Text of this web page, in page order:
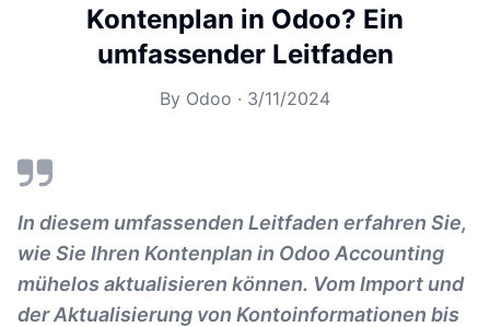
Kontenplan in Odoo? Ein
umfassender Leitfaden
By Odoo · 3/11/2024
In diesem umfassenden Leitfaden erfahren Sie,
wie Sie Ihren Kontenplan in Odoo Accounting
mühelos aktualisieren können. Vom Import und
der Aktualisierung von Kontoinformationen bis